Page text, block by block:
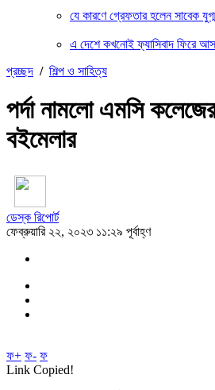
যে কারণে গ্রেফতার হলেন সাবেক
এ দেশে কখনোই ফ্যাসিবাদ ফিরে
প্রচ্ছদ / শিল্প ও সাহিত্য
পর্দা নামলো এমসি
বইমেলার
ডেস্ক রিপোর্ট
ফেব্রুয়ারি ২২, ২০২৩ ১১:২৯ পূর্বাহ্ণ
ফ+ ফ- ফ
Link Copied!